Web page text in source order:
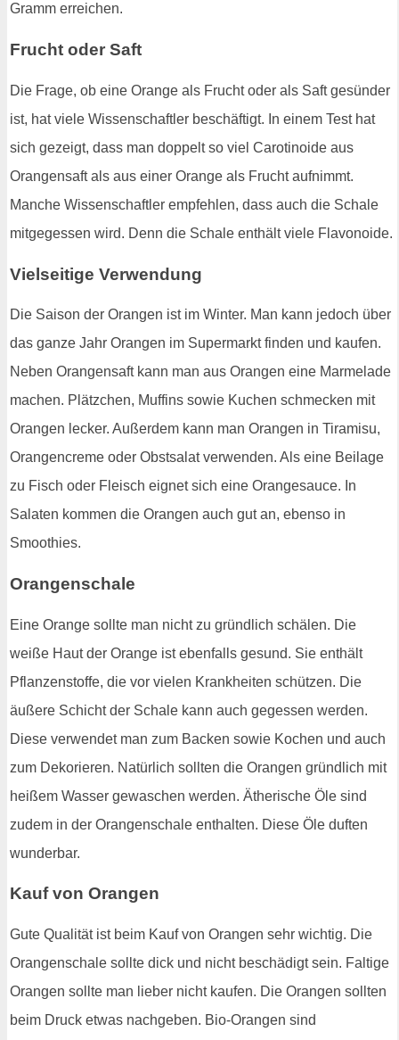
Gramm erreichen.
Frucht oder Saft
Die Frage, ob eine Orange als Frucht oder als Saft gesünder
ist, hat viele Wissenschaftler beschäftigt. In einem Test hat
sich gezeigt, dass man doppelt so viel Carotinoide aus
Orangensaft als aus einer Orange als Frucht aufnimmt.
Manche Wissenschaftler empfehlen, dass auch die Schale
mitgegessen wird. Denn die Schale enthält viele Flavonoide.
Vielseitige Verwendung
Die Saison der Orangen ist im Winter. Man kann jedoch über
das ganze Jahr Orangen im Supermarkt finden und kaufen.
Neben Orangensaft kann man aus Orangen eine Marmelade
machen. Plätzchen, Muffins sowie Kuchen schmecken mit
Orangen lecker. Außerdem kann man Orangen in Tiramisu,
Orangencreme oder Obstsalat verwenden. Als eine Beilage
zu Fisch oder Fleisch eignet sich eine Orangesauce. In
Salaten kommen die Orangen auch gut an, ebenso in
Smoothies.
Orangenschale
Eine Orange sollte man nicht zu gründlich schälen. Die
weiße Haut der Orange ist ebenfalls gesund. Sie enthält
Pflanzenstoffe, die vor vielen Krankheiten schützen. Die
äußere Schicht der Schale kann auch gegessen werden.
Diese verwendet man zum Backen sowie Kochen und auch
zum Dekorieren. Natürlich sollten die Orangen gründlich mit
heißem Wasser gewaschen werden. Ätherische Öle sind
zudem in der Orangenschale enthalten. Diese Öle duften
wunderbar.
Kauf von Orangen
Gute Qualität ist beim Kauf von Orangen sehr wichtig. Die
Orangenschale sollte dick und nicht beschädigt sein. Faltige
Orangen sollte man lieber nicht kaufen. Die Orangen sollten
beim Druck etwas nachgeben. Bio-Orangen sind